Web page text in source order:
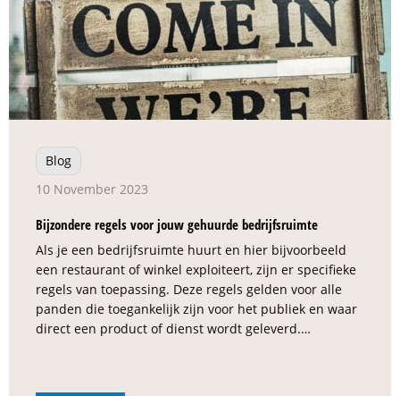
Blog
10 November 2023
Bijzondere regels voor jouw gehuurde bedrijfsruimte
Als je een bedrijfsruimte huurt en hier bijvoorbeeld
een restaurant of winkel exploiteert, zijn er specifieke
regels van toepassing. Deze regels gelden voor alle
panden die toegankelijk zijn voor het publiek en waar
direct een product of dienst wordt geleverd.…